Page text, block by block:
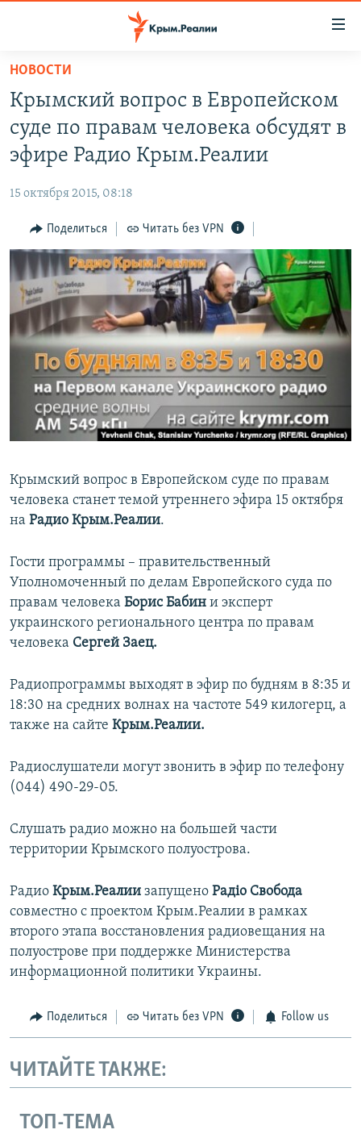
Вернуться
основному
содержанию
Вернутся
главной
навигации
Вернутся
поиску
СПЕЦПРОЕКТЫ
11 ЛЕТ ОККУПАЦИИ КРЫМА. 11 ИСТОРИЙ СОПРОТИВЛЕНИЯ
ВОДА
ЕЩЕ
ИНТЕРАКТИВ
ИНФОГРАФИКА
ТЕЛЕПРОЕКТ КРЫМ.РЕАЛИИ
СОВЕТЫ ПРАВОЗАЩИТНИКОВ
ПРОПАВШИЕ БЕЗ ВЕСТИ
ПОБЕДИТЕЛЕЙ НЕ СУДЯТ?
КРЫМ.НЕПОКОРЕННЫЙ
ELIFBE
РАДІО СВОБОДА
КАК ОБОЙТИ БЛОКИРОВКУ
Українською
Qırımtatar
ПРИСОЕДИНЯЙТЕСЬ!
Все сайты RFE/RL
НОВОСТИ
Крымский вопрос в Европейском
суде по правам человека обсудят в
эфире Радио Крым.Реалии
15 октября 2015, 08:18
Поделиться Читать без VPN
Крымский вопрос в Европейском суде по правам
человека станет темой утреннего эфира 15 октября
на Радио Крым.Реалии.
Гости программы – правительственный
Уполномоченный по делам Европейского суда по
правам человека Борис Бабин и эксперт
украинского регионального центра по правам
человека Сергей Заец.
Радиопрограммы выходят в эфир по будням в 8:35 и
18:30 на средних волнах на частоте 549 килогерц, а
также на сайте Крым.Реалии.
Радиослушатели могут звонить в эфир по телефону
(044) 490-29-05.
Слушать радио можно на большей части
территории Крымского полуострова.
Радио Крым.Реалии запущено Радіо Свобода
совместно с проектом Крым.Реалии в рамках
второго этапа восстановления радиовещания на
полуострове при поддержке Министерства
информационной политики Украины.
Поделиться Читать без VPN Follow us
ЧИТАЙТЕ ТАКЖЕ:
ТОП-ТЕМА